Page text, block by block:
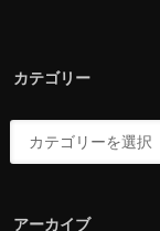
カテゴリー
アーカイブ